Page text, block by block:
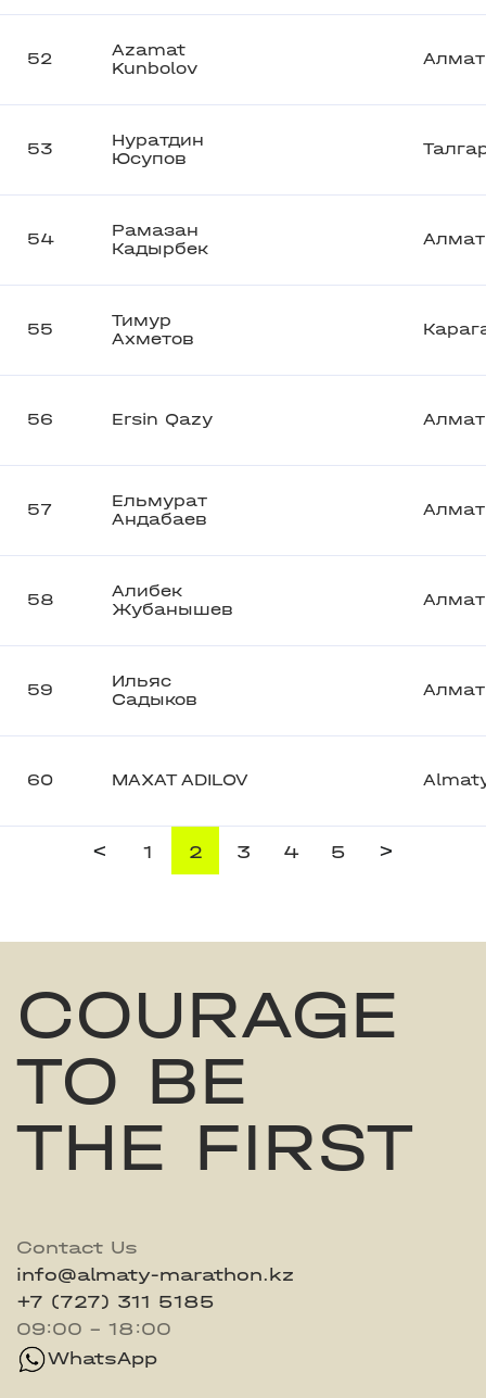
52
Azamat
Kunbolov
53
Нуратдин
Юсупов
54
Рамазан
Кадырбек
55
Тимур
Ахметов
56 Ersin Qazy
57
Ельмурат
Андабаев
58
Алибек
Жубанышев
59
Ильяс
Садыков
60 MAXAT ADILOV
< 1 2 3 4 5 >
COURAGE
TO BE
THE FIRST
Contact Us
info@almaty-marathon.kz
+7 (727) 311 5185
09:00 - 18:00
WhatsApp